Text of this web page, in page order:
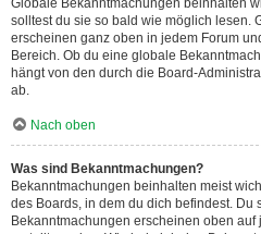
Globale Bekanntmachungen beinhalten
solltest du sie so bald wie möglich lesen.
erscheinen ganz oben in jedem Forum
Bereich. Ob du eine globale
hängt von den durch die Board-
ab.
Nach oben
Was sind Bekanntmachungen?
Bekanntmachungen beinhalten meist
des Boards, in dem du dich befindest. Du
Bekanntmachungen erscheinen oben